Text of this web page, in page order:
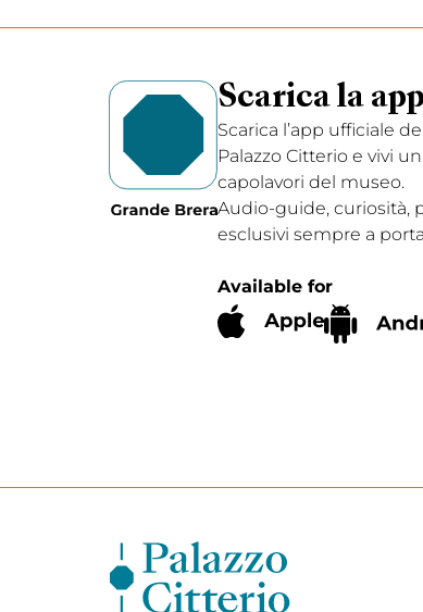
Scarica la
Scarica l’app ufficiale
Palazzo Citterio e vivi
capolavori del museo.
Audio-guide, curiosità,
esclusivi sempre a
Available for